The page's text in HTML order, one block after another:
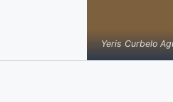
Yeris Curbelo